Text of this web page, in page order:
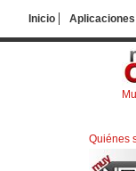
Inicio Aplicaciones
Quiénes